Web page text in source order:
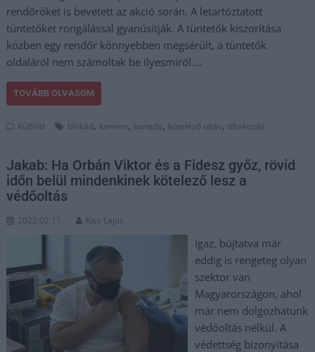
rendőröket is bevetett az akció során. A letartóztatott
tüntetőket rongálással gyanúsítják. A tüntetők kiszorítása
közben egy rendőr könnyebben megsérült, a tüntetők
oldaláról nem számoltak be ilyesmiről.…
TOVÁBB OLVASOM
Külföld blokád, kamion, kanada, kötelező oltás, tiltakozás
Jakab: Ha Orbán Viktor és a Fidesz győz, rövid
időn belül mindenkinek kötelező lesz a
védőoltás
2022.02.11. Kiss Lajos
Igaz, bújtatva már
eddig is rengeteg olyan
szektor van
Magyarországon, ahol
már nem dolgozhatunk
védőoltás nélkül. A
védettség bizonyítása